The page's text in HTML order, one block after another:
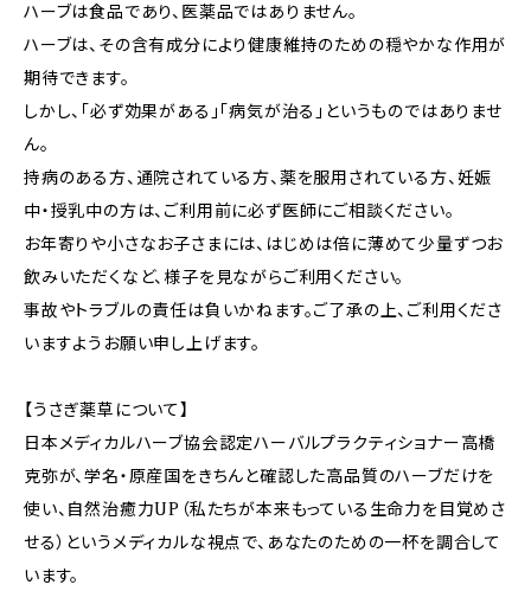
ハーブは食品であり、医薬品ではありません。
ハーブは、その含有成分により健康維持のための穏やかな作用が
期待できます。
しかし、「必ず効果がある」「病気が治る」というものではありませ
ん。
持病のある方、通院されている方、薬を服用されている方、妊娠
中・授乳中の方は、ご利用前に必ず医師にご相談ください。
お年寄りや小さなお子さまには、はじめは倍に薄めて少量ずつお
飲みいただくなど、様子を見ながらご利用ください。
事故やトラブルの責任は負いかねます。ご了承の上、ご利用くださ
いますようお願い申し上げます。
【うさぎ薬草について】
日本メディカルハーブ協会認定ハーバルプラクティショナー高橋
克弥が、学名・原産国をきちんと確認した高品質のハーブだけを
使い、自然治癒力UP（私たちが本来もっている生命力を目覚めさ
せる）というメディカルな視点で、あなたのための一杯を調合して
います。